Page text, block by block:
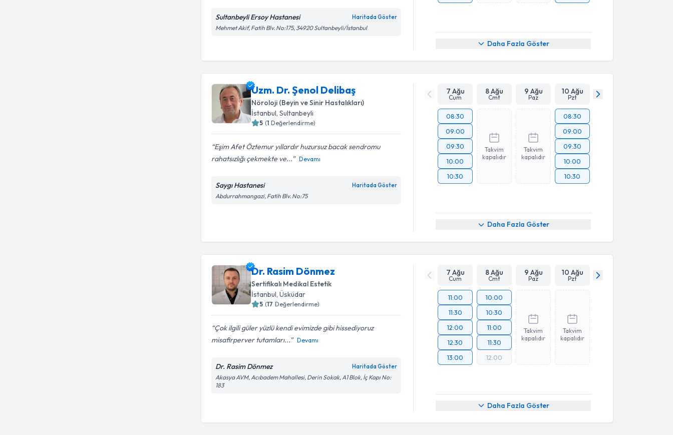
Sultanbeyli Ersoy Hastanesi Haritada Göster
Mehmet Akif, Fatih Blv. No:175, 34920 Sultanbeyli/İstanbul
Daha Fazla Göster
Uzm. Dr. Şenol Delibaş
Nöroloji (Beyin ve Sinir Hastalıkları)
İstanbul, Sultanbeyli
5 (1 Değerlendirme)
Eşim Afet Öztemur yıllardır huzursuz bacak sendromu
rahatsızlığı çekmekte ve...
Devamı
Saygı Hastanesi Haritada Göster
Abdurrahmangazi, Fatih Blv. No:75
7 Ağu
Cum
8 Ağu
Cmt
9 Ağu
Paz
10 Ağu
Pzt
08:30
09:00
09:30
10:00
10:30
Takvim
kapalıdır
Takvim
kapalıdır
08:30
09:00
09:30
10:00
10:30
Daha Fazla Göster
Dr. Rasim Dönmez
Sertifikalı Medikal Estetik
İstanbul , Üsküdar
5 (17 Değerlendirme)
Çok ilgili güler yüzlü kendi evimizde gibi hissediyoruz
misafirperver tutamları...
Devamı
Dr. Rasim Dönmez Haritada Göster
Akasya AVM, Acıbadem Mahallesi, Derin Sokak, A1 Blok, İç Kapı No:
183
7 Ağu
Cum
8 Ağu
Cmt
9 Ağu
Paz
10 Ağu
Pzt
11:00
11:30
12:00
12:30
13:00
10:00
10:30
11:00
11:30
12:00
Takvim
kapalıdır
Takvim
kapalıdır
Daha Fazla Göster